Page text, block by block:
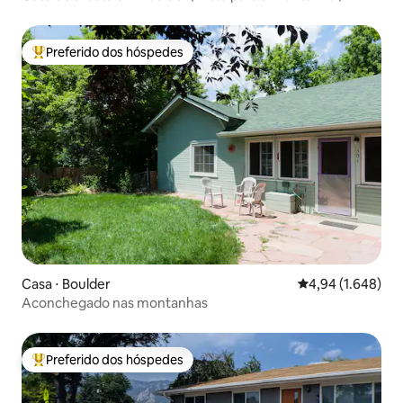
Entre os melhores preferidos dos hóspedes
Preferido dos hóspedes
Casa ⋅ Boulder 4,94 de uma
4,94 (1.648)
Aconchegado nas montanhas
Entre os melhores preferidos dos hóspedes
Preferido dos hóspedes